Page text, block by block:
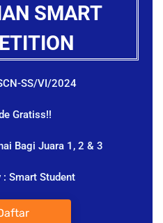
SMART
SS/VI/2024
Gratiss!!
Bagi Juara 1, 2 & 3
: Smart Student